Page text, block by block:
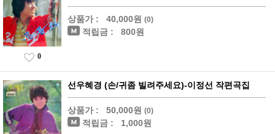
상품가 : 40,000원 (0)
적립금 : 800원
0
선우혜경 (손/귀좀 빌려주세요)-이정선 작편곡집
상품가 : 50,000원 (0)
적립금 : 1,000원